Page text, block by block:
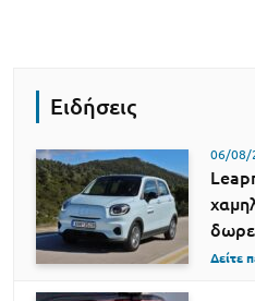
Ειδήσεις
06/08/
Δείτε